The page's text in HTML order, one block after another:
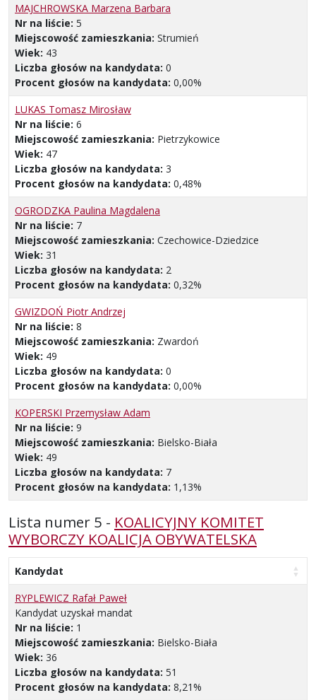
MAJCHROWSKA Marzena Barbara
Nr na liście: 5
Miejscowość zamieszkania: Strumień
Wiek: 43
Liczba głosów na kandydata: 0
Procent głosów na kandydata: 0,00%
LUKAS Tomasz Mirosław
Nr na liście: 6
Miejscowość zamieszkania: Pietrzykowice
Wiek: 47
Liczba głosów na kandydata: 3
Procent głosów na kandydata: 0,48%
OGRODZKA Paulina Magdalena
Nr na liście: 7
Miejscowość zamieszkania: Czechowice-Dziedzice
Wiek: 31
Liczba głosów na kandydata: 2
Procent głosów na kandydata: 0,32%
GWIZDOŃ Piotr Andrzej
Nr na liście: 8
Miejscowość zamieszkania: Zwardoń
Wiek: 49
Liczba głosów na kandydata: 0
Procent głosów na kandydata: 0,00%
KOPERSKI Przemysław Adam
Nr na liście: 9
Miejscowość zamieszkania: Bielsko-Biała
Wiek: 49
Liczba głosów na kandydata: 7
Procent głosów na kandydata: 1,13%
Lista numer 5 - KOALICYJNY KOMITET
WYBORCZY KOALICJA OBYWATELSKA
Kandydat
RYPLEWICZ Rafał Paweł
Kandydat uzyskał mandat
Nr na liście: 1
Miejscowość zamieszkania: Bielsko-Biała
Wiek: 36
Liczba głosów na kandydata: 51
Procent głosów na kandydata: 8,21%